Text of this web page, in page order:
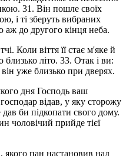
31. Він пошле своїх
і ті зберуть вибраних
аж до другого кінця неба.
Коли віття її стає м'яке й
літо. 33. Отак і ви:
уже близько при дверях.
дня Господь ваш
відав, у яку сторожу
би підкопати свого дому.
чоловічий прийде тієї
якого пан настановив над